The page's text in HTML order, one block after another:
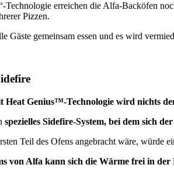
Technologie erreichen die Alfa-Backöfen
Pizzen.
Gäste gemeinsam essen und es wird
Heat Genius™-Technologie wird nichts
spezielles Sidefire-System, bei dem sich
Teil des Ofens angebracht wäre, würde
von Alfa kann sich die Wärme frei in